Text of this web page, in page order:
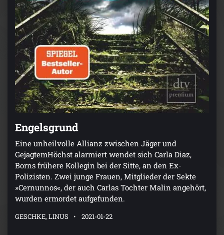
Engelsgrund
Eine unheilvolle Allianz zwischen Jäger und
GejagtemHöchst alarmiert wendet sich Carla Diaz,
Borns frühere Kollegin bei der Sitte, an den Ex-
Polizisten. Zwei junge Frauen, Mitglieder der Sekte
»Cernunnos«, der auch Carlas Tochter Malin angehört,
wurden ermordet aufgefunden.
GESCHKE, LINUS 2021-01-22